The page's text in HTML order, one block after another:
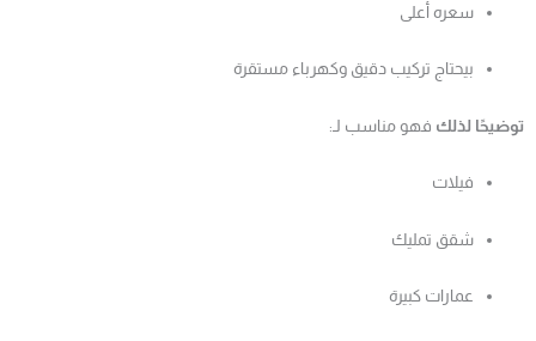
سعره أعلى
بيحتاج تركيب دقيق وكهرباء مستقرة
توضيحًا لذلك فهو مناسب لـ:
فيلات
شقق تمليك
عمارات كبيرة